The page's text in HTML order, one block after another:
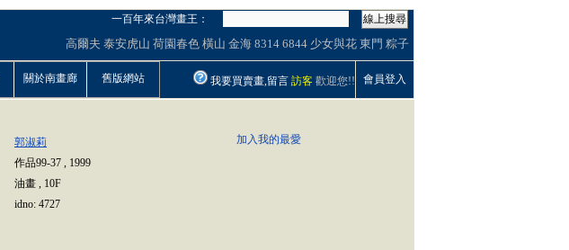
一百年來台灣畫王：
線上搜尋
高爾夫 泰安虎山 荷園春色 橫山 金海 8314 6844 少女與花 東門 粽子
關於南畫廊 舊版網站 我要買賣畫,留言 訪客 歡迎您!! 會員登入
郭淑莉
作品99-37 , 1999
油畫 , 10F
idno: 4727
加入我的最愛